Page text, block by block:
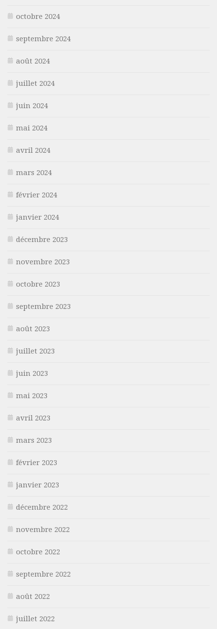
octobre 2024
septembre 2024
août 2024
juillet 2024
juin 2024
mai 2024
avril 2024
mars 2024
février 2024
janvier 2024
décembre 2023
novembre 2023
octobre 2023
septembre 2023
août 2023
juillet 2023
juin 2023
mai 2023
avril 2023
mars 2023
février 2023
janvier 2023
décembre 2022
novembre 2022
octobre 2022
septembre 2022
août 2022
juillet 2022